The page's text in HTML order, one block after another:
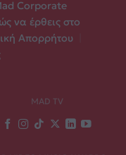
Corporate
να έρθεις στο
Απορρήτου
MAD TV